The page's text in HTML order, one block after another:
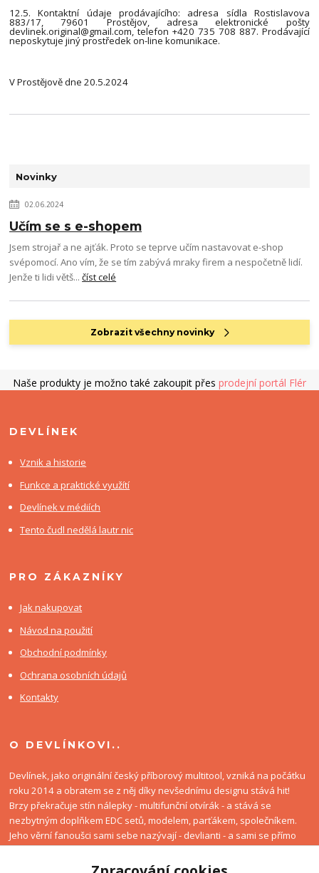
Novinky
02.06.2024
Učím se s e-shopem
Jsem strojař a ne ajťák. Proto se teprve učím nastavovat e-shop
svépomocí. Ano vím, že se tím zabývá mraky firem a nespočetně lidí.
Jenže ti lidi větš...číst celé
Zobrazit všechny novinky
12.5. Kontaktní údaje prodávajícího: adresa sídla Rostislavova
883/17, 79601 Prostějov, adresa elektronické pošty
devlinek.original@gmail.com, telefon +420 735 708 887. Prodávající
neposkytuje jiný prostředek on-line komunikace.
V Prostějově dne 20.5.2024
Naše produkty je možno také zakoupit přes prodejní portál Flér
DEVLÍNEK
Vznik a historie
Funkce a praktické využítí
Devlínek v médiích
Tento čudl nedělá lautr nic
PRO ZÁKAZNÍKY
Jak nakupovat
Návod na použití
Obchodní podmínky
Ochrana osobních údajů
Kontakty
O DEVLÍNKOVI..
Devlínek, jako originální český příborový multitool, vzniká na počátku
roku 2014 a obratem se z něj díky nevšednímu designu stává hit!
Brzy překračuje stín nálepky - multifunční otvírák - a stává se
nezbytným doplňkem EDC setů, modelem, parťákem, společníkem.
Jeho věrní fanoušci sami sebe nazývají - devlianti - a sami se přímo
podílí na rozvoji Devlínkova kultu. A všechny tyhle plky tady jsou
jenom proto, aby měl strýček Gůgl co indexovat :-D